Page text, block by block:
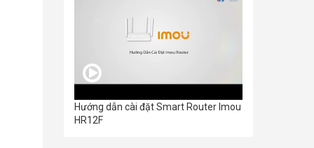
Hướng dẫn cài đặt Smart Router Imou
HR12F